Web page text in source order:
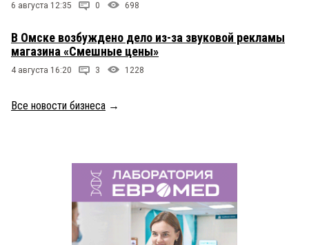
6 августа 12:35 0 698
В Омске возбуждено дело из-за звуковой рекламы
магазина «Смешные цены»
4 августа 16:20 3 1228
Все новости бизнеса →